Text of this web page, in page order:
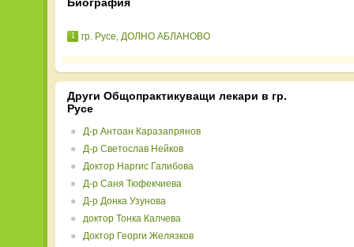
1 гр. Русе, ДОЛНО АБЛАНОВО
Други Общопрактикуващи лекари в гр.
Русе
Д-р Антоан Каразапрянов
Д-р Светослав Нейков
Доктор Наргис Галибова
Д-р Саня Тюфекчиева
Д-р Донка Узунова
доктор Тонка Калчева
Доктор Георги Желязков